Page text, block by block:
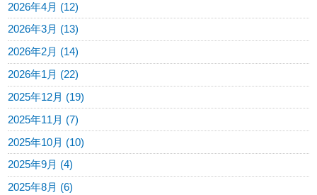
2026年4月 (12)
2026年3月 (13)
2026年2月 (14)
2026年1月 (22)
2025年12月 (19)
2025年11月 (7)
2025年10月 (10)
2025年9月 (4)
2025年8月 (6)